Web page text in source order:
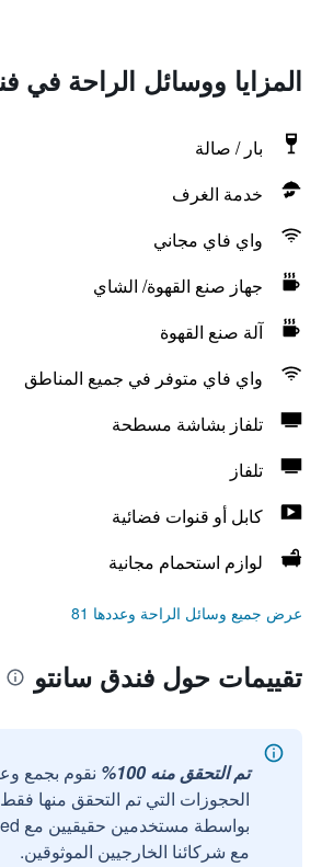
المزايا ووسائل الراحة في
بار / صالة
خدمة الغرف
واي فاي مجاني
جهاز صنع القهوة/ الشاي
آلة صنع القهوة
واي فاي متوفر في جميع المناطق
تلفاز بشاشة مسطحة
تلفاز
كابل أو قنوات فضائية
لوازم استحمام مجانية
عرض جميع وسائل الراحة وعددها 81
تقييمات حول فندق سانتو
تم التحقق منه 100%
نقوم بجمع
الحجوزات التي تم التحقق منها فقط
مع شركائنا الخارجيين الموثوقين.